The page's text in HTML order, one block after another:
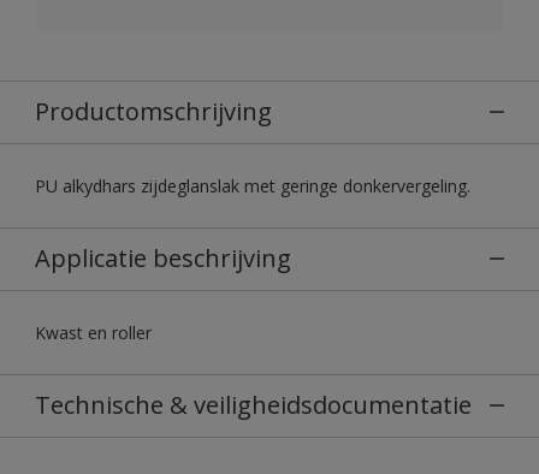
Productomschrijving
PU alkydhars zijdeglanslak met geringe donkervergeling.
Applicatie beschrijving
Kwast en roller
Technische & veiligheidsdocumentatie